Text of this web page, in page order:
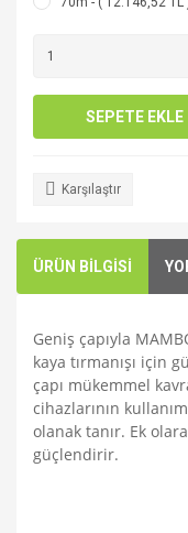
SEPETE EKLE
Karşılaştır
ÜRÜN BİLGİSİ
Geniş çapıyla
kaya tırmanışı için
çapı mükemmel
cihazlarının
olanak tanır. Ek
güçlendirir.